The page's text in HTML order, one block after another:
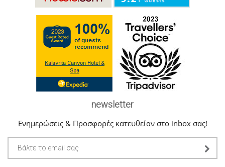
newsletter
Ενημερώσεις & Προσφορές κατευθείαν στο inbox σας!